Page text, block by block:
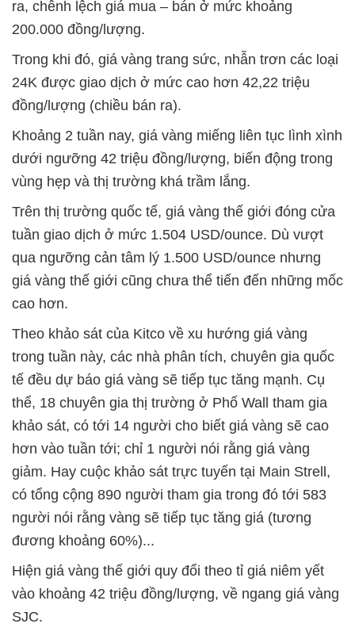
ra, chênh lệch giá mua – bán ở mức khoảng
200.000 đồng/lượng.
Trong khi đó, giá vàng trang sức, nhẫn trơn các loại
24K được giao dịch ở mức cao hơn 42,22 triệu
đồng/lượng (chiều bán ra).
Khoảng 2 tuần nay, giá vàng miếng liên tục lình xình
dưới ngưỡng 42 triệu đồng/lượng, biến động trong
vùng hẹp và thị trường khá trầm lắng.
Trên thị trường quốc tế, giá vàng thế giới đóng cửa
tuần giao dịch ở mức 1.504 USD/ounce. Dù vượt
qua ngưỡng cản tâm lý 1.500 USD/ounce nhưng
giá vàng thế giới cũng chưa thể tiến đến những mốc
cao hơn.
Theo khảo sát của Kitco về xu hướng giá vàng
trong tuần này, các nhà phân tích, chuyên gia quốc
tế đều dự báo giá vàng sẽ tiếp tục tăng mạnh. Cụ
thể, 18 chuyên gia thị trường ở Phố Wall tham gia
khảo sát, có tới 14 người cho biết giá vàng sẽ cao
hơn vào tuần tới; chỉ 1 người nói rằng giá vàng
giảm. Hay cuộc khảo sát trực tuyến tại Main Strell,
có tổng cộng 890 người tham gia trong đó tới 583
người nói rằng vàng sẽ tiếp tục tăng giá (tương
đương khoảng 60%)...
Hiện giá vàng thế giới quy đổi theo tỉ giá niêm yết
vào khoảng 42 triệu đồng/lượng, về ngang giá vàng
SJC.